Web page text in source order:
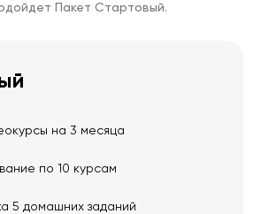
Пакет Стартовый.
на 3 месяца
по 10 курсам
5 домашних заданий